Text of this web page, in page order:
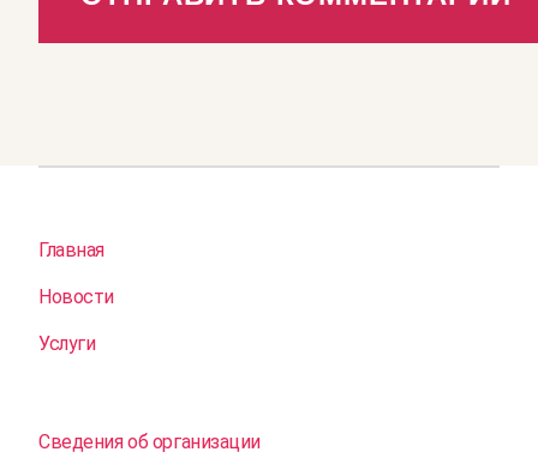
Главная
Новости
Услуги
Сведения об организации